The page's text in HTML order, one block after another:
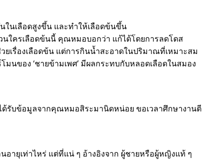
นเลือดสูงขึ้น และทำให้เลือดข้นขึ้น
ใครเลือดข้นนี้ คุณหมอบอกว่า แก้ได้โดยการลดโดส
เรื่องเลือดข้น แต่การกินน้ำสะอาดในปริมาณที่เหมาะสม
มนของ ‘ชายข้ามเพศ’ มีผลกระทบกับหลอดเลือดในสมอง
ด้รับข้อมูลจากคุณหมอสิระมานิดหน่อย ขอเวลาศึกษางานตี
ายุเท่าไหร่ แต่ที่แน่ ๆ อ้างอิงจาก ผู้ชายหรือผู้หญิงแท้ ๆ